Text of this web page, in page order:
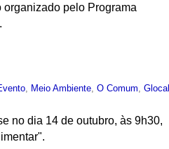
pelo Programa
, Meio Ambiente,O Comum,Glocal
no dia 14 de outubro, às 9h30,